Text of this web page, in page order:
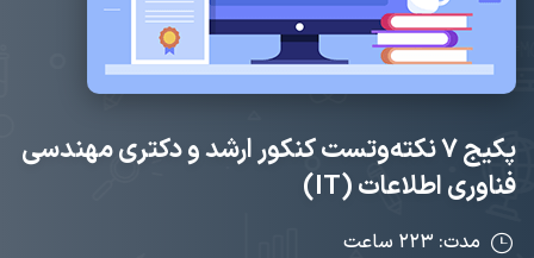
پکیج ۷ نکته‌و‌تست کنکور ارشد و دکتری مهندسی
فناوری اطلاعات (IT)
مدت: ۲۲۳ ساعت